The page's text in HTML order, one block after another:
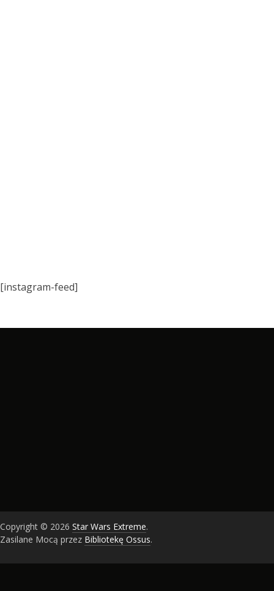
[instagram-feed]
Copyright © 2026 Star Wars Extreme.
Zasilane Mocą przez Bibliotekę Ossus.